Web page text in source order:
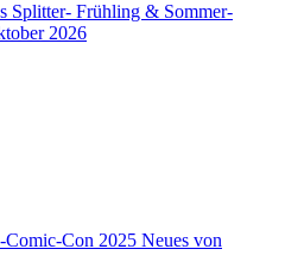
Splitter- Frühling & Sommer-
2026
Comic-Con 2025 Neues von